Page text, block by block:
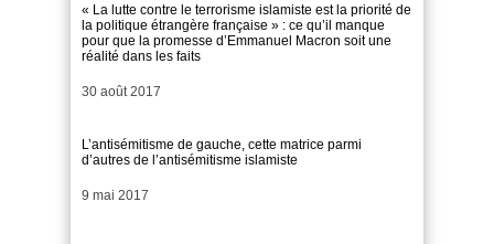
« La lutte contre le terrorisme islamiste est la priorité de
la politique étrangère française » : ce qu’il manque
pour que la promesse d’Emmanuel Macron soit une
réalité dans les faits
Date
30 août 2017
L’antisémitisme de gauche, cette matrice parmi
d’autres de l’antisémitisme islamiste
Date
9 mai 2017